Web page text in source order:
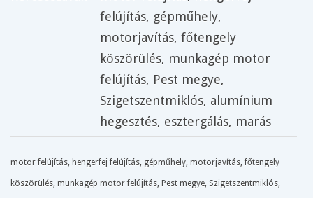
felújítás, gépműhely,
motorjavítás,főtengely
köszörülés, munkagép motor
felújítás, Pest megye,
Szigetszentmiklós, alumínium
hegesztés, esztergálás, marás
motor felújítás, hengerfej felújítás, gépműhely, motorjavítás, főtengely
köszörülés, munkagép motor felújítás, Pest megye, Szigetszentmiklós,